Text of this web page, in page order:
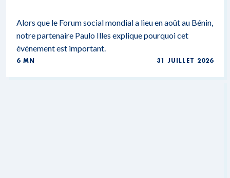
Alors que le Forum social mondial a lieu en août au Bénin,
notre partenaire Paulo Illes explique pourquoi cet
événement est important.
6 MN 31 JUILLET 2026